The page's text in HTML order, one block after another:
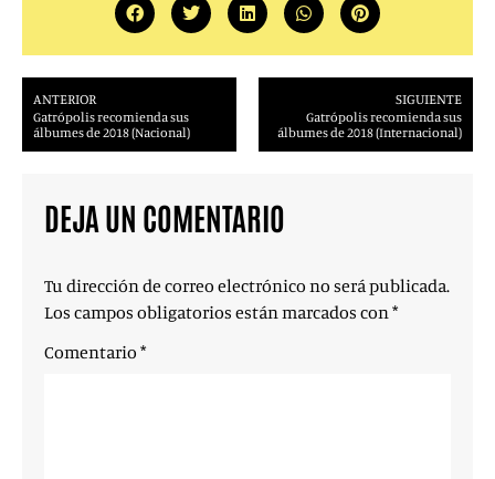
ANTERIOR
Gatrópolis recomienda sus
álbumes de 2018 (Nacional)
SIGUIENTE
Gatrópolis recomienda sus
álbumes de 2018 (Internacional)
DEJA UN COMENTARIO
Tu dirección de correo electrónico no será publicada.
Los campos obligatorios están marcados con*
Comentario *